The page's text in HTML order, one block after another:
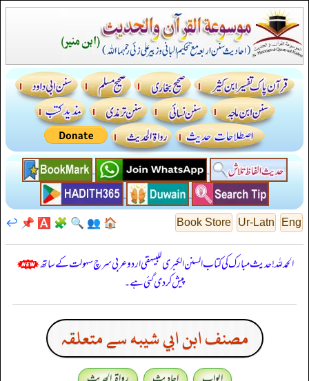
Eng
Ur-Latn
Book Store
🏠
👥
🔍
🧩
🅰️
📌
↩️
الحمدللہ! حدیث مبارک کی کتاب السنن الكبرى للبيهقي اردو عربی سرچ سہولت کے ساتھ
پیش کر دی گئی ہے۔
مصنف ابن ابي شيبه سے متعلقہ